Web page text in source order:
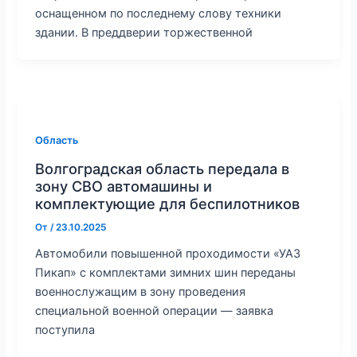
оснащенном по последнему слову техники
здании. В преддверии торжественной
Область
Волгоградская область передала в
зону СВО автомашины и
комплектующие для беспилотников
От/23.10.2025
Автомобили повышенной проходимости «УАЗ
Пикап» с комплектами зимних шин переданы
военнослужащим в зону проведения
специальной военной операции — заявка
поступила